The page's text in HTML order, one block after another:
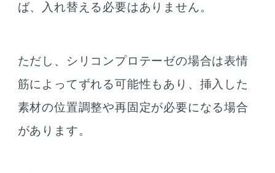
ば、入れ替える必要はありません。
ただし、シリコンプロテーゼの場合は表情
筋によってずれる可能性もあり、挿入した
素材の位置調整や再固定が必要になる場合
があります。